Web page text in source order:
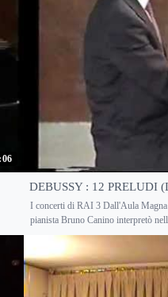
DEBUSSY : 12 PRELUDI
I concerti di RAI 3 Dall'Aula
pianista Bruno Canino interpretò